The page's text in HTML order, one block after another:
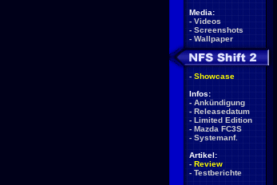
Media:
- Videos
- Screenshots
- Wallpaper
- Showcase
Infos:
- Ankündigung
- Releasedatum
- Limited Edition
- Mazda FC3S
- Systemanf.
Artikel:
- Review
- Testberichte